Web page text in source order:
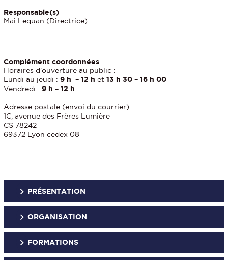
Responsable(s)
Mai Lequan (Directrice)
Complément coordonnées
Horaires d'ouverture au public :
Lundi au jeudi : 9 h – 12 h et 13 h 30 – 16 h 00
Vendredi : 9 h – 12 h
Adresse postale (envoi du courrier) :
1C, avenue des Frères Lumière
CS 78242
69372 Lyon cedex 08
PRÉSENTATION
ORGANISATION
FORMATIONS